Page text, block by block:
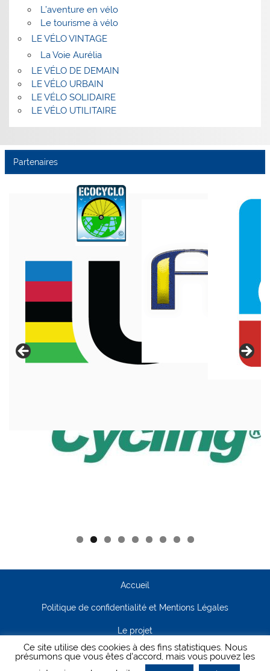
L’aventure en vélo
Le tourisme à vélo
LE VÉLO VINTAGE
La Voie Aurélia
LE VÉLO DE DEMAIN
LE VÉLO URBAIN
LE VÉLO SOLIDAIRE
LE VÉLO UTILITAIRE
Partenaires
Accueil
Politique de confidentialité et Mentions Légales
Le projet
Contact
Ce site utilise des cookies à des fins statistiques. Nous
présumons que vous êtes d'accord, mais vous pouvez les